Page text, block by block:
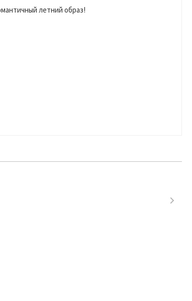
летний образ!